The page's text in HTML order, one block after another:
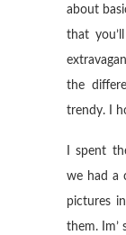
about
that
the
trendy. I
I spent
we had a
pictures
them. Im’